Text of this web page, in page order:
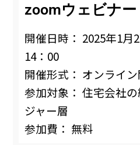
zoomウェビナー
開催日時： 2025年1月
14：00
開催形式： オンライ
参加対象： 住宅会社
ジャー層
参加費： 無料